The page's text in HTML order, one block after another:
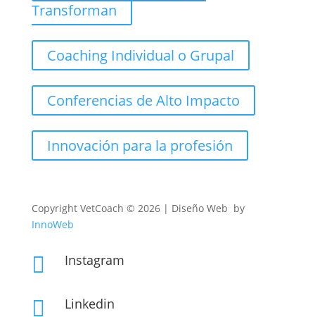
Transforman
Coaching Individual o Grupal
Conferencias de Alto Impacto
Innovación para la profesión
CopyrightVetCoach © 2026 | Diseño Web by
InnoWeb
 Instagram
 Linkedin